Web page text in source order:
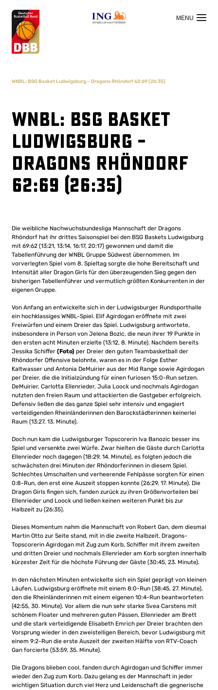
OFFIZIELLER HAUPTSPONSOR
WNBL: BSG Basket Ludwigsburg – Dragons Rhöndorf 62:69 (26:35)
WNBL: BSG Basket
Ludwigsburg –
Dragons Rhöndorf
62:69 (26:35)
Die weibliche Nachwuchsbundesliga Mannschaft der Dragons
Rhöndorf hat ihr drittes Saisonspiel bei den BSG Baskets Ludwigsburg
mit 69:62 (13:21, 13:14, 16:17, 20:17) gewonnen und damit die
Tabellenführung der WNBL Gruppe Südwest übernommen. Im
vorverlegten Spiel vom 8. Spieltag sorgte die hohe Bereitschaft und
Intensität aller Dragon Girls für den überzeugenden Sieg gegen den
bisherigen Tabellenführer und vermutlich größten Konkurrenten in der
eigenen Gruppe.
Von Anfang an entwickelte sich in der Ludwigsburger Rundsporthalle
ein hochklassiges WNBL-Spiel. Elif Agirdogan eröffnete mit zwei
Freiwürfen und einem Dreier das Spiel. Ludwigsburg antwortete,
insbesondere in Person von Jelena Bozic, die neun ihrer 19 Punkte in
den ersten acht Minuten erzielte (13:12, 8. Minute). Nachdem bereits
Jessika Schiffer (Foto) per Dreier den guten Teambasketball der
Rhöndorfer Offensive belohnte, waren es in der Folge Esther
Kaltwasser und Antonia DeMuirier aus der Mid Range sowie Agirdogan
per Dreier, die die Initialzündung für einen furiosen 15:0-Run setzen.
DeMuirier, Carlotta Ellenrieder, Julia Loock und nochmals Agirdogan
nutzten den freien Raum und attackierten die Gastgeber erfolgreich.
Defensiv ließen die das ganze Spiel sehr intensiv und engagiert
verteidigenden Rheinländerinnen den Barockstädterinnen keinerlei
Raum (13:27, 13. Minute).
Doch nun kam die Ludwigsburger Topscorerin Iva Banozic besser ins
Spiel und versenkte zwei Würfe. Zwar hielten die Gäste durch Carlotta
Ellenrieder noch dagegen (18:29, 14. Minute), es folgten jedoch die
schwächsten drei Minuten der Rhöndorferinnen in diesem Spiel.
Schlechtes Umschalten und verheerende Fehlpässe sorgten für einen
0:8-Run, den erst eine Auszeit stoppen konnte (26:29, 17. Minute). Die
Dragon Girls fingen sich, fanden zurück zu ihren Größenvorteilen bei
Ellenrieder und Loock und ließen keinen weiteren Punkt bis zur
Halbzeit zu (26:35).
Dieses Momentum nahm die Mannschaft von Robert Gan, dem diesmal
Martin Otto zur Seite stand, mit in die zweite Halbzeit. Dragons-
Topscorerin Agirdogan mit Zug zum Korb, Schiffer mit ihrem zweiten
und dritten Dreier und nochmals Ellenrieder am Korb sorgten innerhalb
kürzester Zeit für die höchste Führung der Gäste (30:45, 23. Minute).
In den nächsten Minuten entwickelte sich ein Spiel geprägt von kleinen
Läufen. Ludwigsburg eröffnete mit einem 8:0-Run (38:45, 27. Minute),
den die Rheinländerinnen mit einem eigenen 10:4-Run beantworteten
(42:55, 30. Minute). Vor allem die nun sehr starke Svea Carstens mit
schönem Floater und mehreren guten Pässen, Ellenrieder am Brett
und die stark verteidigende Elisabeth Emrich per Dreier brachten den
Vorsprung wieder in den zweistelligen Bereich, bevor Ludwigsburg mit
einem 9:2-Run die erste Auszeit der zweiten Hälfte von RTV-Coach
Gan forcierte (53:59, 35. Minute).
Die Dragons blieben cool, fanden durch Agirdogan und Schiffer immer
wieder den Zug zum Korb. Dazu gelang es der Mannschaft in jeder
wichtigen Situation durch viel Herz und Leidenschaft die gegnerische